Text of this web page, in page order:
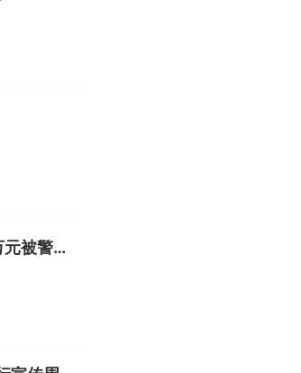
“投资”回报率高达10%-20%？老人去银行转账100万元被警银劝阻